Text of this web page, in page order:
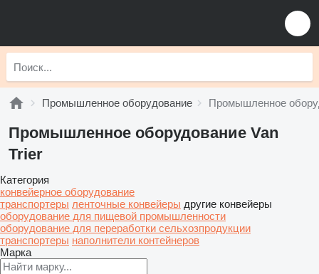
Промышленное оборудование Промышленное
Промышленное оборудование Van
Trier
Категория
конвейерное оборудование
транспортеры ленточные конвейеры другие конвейеры
оборудование для пищевой промышленности
оборудование для переработки сельхозпродукции
транспортеры наполнители контейнеров
Марка